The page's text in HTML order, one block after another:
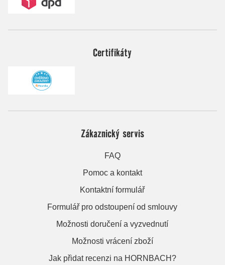
Certifikáty
Zákaznický servis
FAQ
Pomoc a kontakt
Kontaktní formulář
Formulář pro odstoupení od smlouvy
Možnosti doručení a vyzvednutí
Možnosti vrácení zboží
Jak přidat recenzi na HORNBACH?